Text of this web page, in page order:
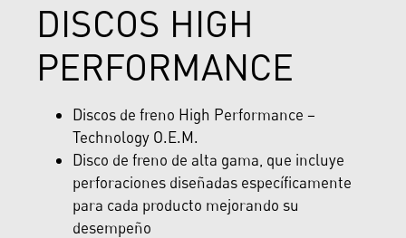
DISCOS HIGH
PERFORMANCE
Discos de freno High Performance –
Technology O.E.M.
Disco de freno de alta gama, que incluye
perforaciones diseñadas específicamente
para cada producto mejorando su
desempeño